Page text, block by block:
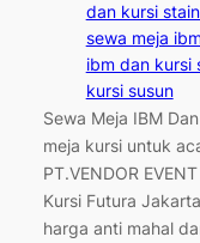
dan kursi
sewa meja
ibm dan kursi
kursi susun
Sewa Meja IBM
meja kursi untuk
PT.VENDOR
Kursi Futura
harga anti mahal